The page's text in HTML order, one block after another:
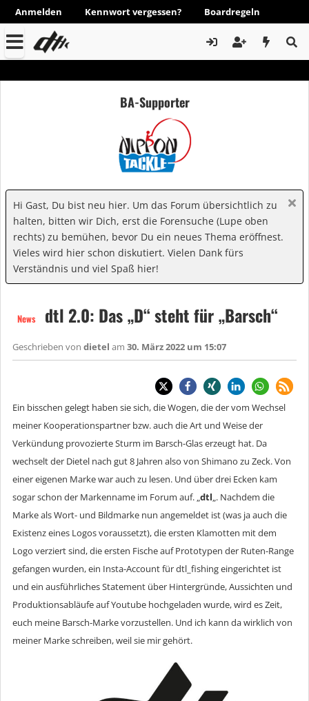
Anmelden Kennwort vergessen? Boardregeln
BA-Supporter
Hi Gast, Du bist neu hier. Um das Forum übersichtlich zu
halten, bitten wir Dich, erst die Forensuche (Lupe oben
rechts) zu bemühen, bevor Du ein neues Thema eröffnest.
Vieles wird hier schon diskutiert. Vielen Dank fürs
Verständnis und viel Spaß hier!
News dtl 2.0: Das „D“ steht für „Barsch“
Geschrieben von dietel am 30. März 2022 um 15:07
Ein bisschen gelegt haben sie sich, die Wogen, die der vom Wechsel
meiner Kooperationspartner bzw. auch die Art und Weise der
Verkündung provozierte Sturm im Barsch-Glas erzeugt hat. Da
wechselt der Dietel nach gut 8 Jahren also von Shimano zu Zeck. Von
einer eigenen Marke war auch zu lesen. Und über drei Ecken kam
sogar schon der Markenname im Forum auf. „dtl„. Nachdem die
Marke als Wort- und Bildmarke nun angemeldet ist (was ja auch die
Existenz eines Logos voraussetzt), die ersten Klamotten mit dem
Logo verziert sind, die ersten Fische auf Prototypen der Ruten-Range
gefangen wurden, ein Insta-Account für dtl_fishing eingerichtet ist
und ein ausführliches Statement über Hintergründe, Aussichten und
Produktionsabläufe auf Youtube hochgeladen wurde, wird es Zeit,
euch meine Barsch-Marke vorzustellen. Und ich kann da wirklich von
meiner Marke schreiben, weil sie mir gehört.